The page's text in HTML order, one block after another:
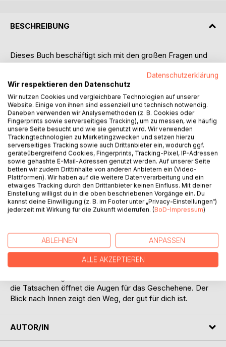
BESCHREIBUNG
Dieses Buch beschäftigt sich mit den großen Fragen und
Herausvorderungen unserer Gegenwart. Eine Macht- und
Geldelite will unsere Welt erobern. Es sind Narzissten, die
überzeugt sind, zum Wohle der Menschheit zu handeln und
sich göttliche Eigenschaften zusprechen. Klaus und Klaudia
habe ich im Traum getroffen. Klaus ist der Narzisst, der den
Geldadel repräsentiert und Klaudia ist meine weibliche
Intuition, die mir hilft tief in meinem Inneren die Weichen zu
stellen, damit ich mich neu ausrichten und positionieren
kann.
Ist es Traum, oder Wirklichkeit? Das kannst du, liebe
Leserin, lieber Leser, für dich herausfinden. Vieles, was du
hier liest, wird erst einmal unglaublich klingen. Es ist eine
Reise zu dir selbst, die dich stark macht für die kommende
"Neue Weltepoche".
überraschende Einsichten, ist amüsant und kommt nicht mit
dem Zeigefinger der Besserwisser daher. Es richtet sich an
Leser, die sich mit den aktuellen Entwicklungen in unserer
Welt beschäftigen, aber auch zugleich darin die Chance
die Tatsachen öffnet die Augen für das Geschehene. Der
Blick nach Innen zeigt den Weg, der gut für dich ist.
AUTOR/IN
Datenschutzerklärung
Wir respektieren den Datenschutz
Wir nutzen Cookies und vergleichbare Technologien auf unserer
Website. Einige von ihnen sind essenziell und technisch notwendig.
Daneben verwenden wir Analysemethoden (z. B. Cookies oder
Fingerprints sowie serverseitiges Tracking), um zu messen, wie häufig
unsere Seite besucht und wie sie genutzt wird. Wir verwenden
Trackingtechnologien zu Marketingzwecken und setzen hierzu
serverseitiges Tracking sowie auch Drittanbieter ein, wodurch ggf.
geräteübergreifend Cookies, Fingerprints, Tracking-Pixel, IP-Adressen
sowie gehashte E-Mail-Adressen genutzt werden. Auf unserer Seite
betten wir zudem Drittinhalte von anderen Anbietern ein (Video-
Plattformen). Wir haben auf die weitere Datenverarbeitung und ein
etwaiges Tracking durch den Drittanbieter keinen Einfluss. Mit deiner
Einstellung willigst du in die oben beschriebenen Vorgänge ein. Du
kannst deine Einwilligung (z. B. im Footer unter „Privacy-Einstellungen“)
jederzeit mit Wirkung für die Zukunft widerrufen. (BoD-Impressum)
ABLEHNEN ANPASSEN
ALLE AKZEPTIEREN